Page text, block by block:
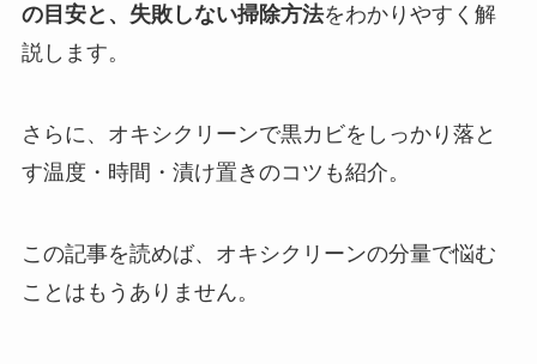
の目安と、失敗しない掃除方法をわかりやすく解
説します。
さらに、オキシクリーンで黒カビをしっかり落と
す温度・時間・漬け置きのコツも紹介。
この記事を読めば、オキシクリーンの分量で悩む
ことはもうありません。